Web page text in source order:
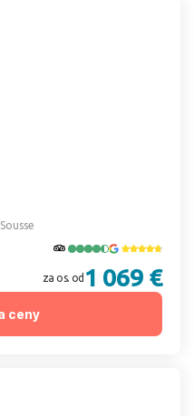
Sousse
za os. od 1 069 €
ceny